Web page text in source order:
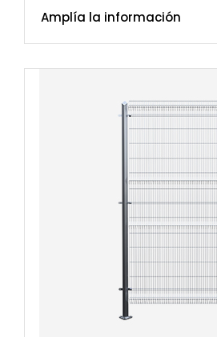
Amplía la información